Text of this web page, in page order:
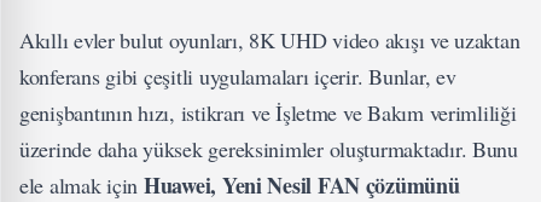
Akıllı evler bulut oyunları, 8K UHD video akışı ve uzaktan
konferans gibi çeşitli uygulamaları içerir. Bunlar, ev
genişbantının hızı, istikrarı ve İşletme ve Bakım verimliliği
üzerinde daha yüksek gereksinimler oluşturmaktadır. Bunu
ele almak için Huawei, Yeni Nesil FAN çözümünü